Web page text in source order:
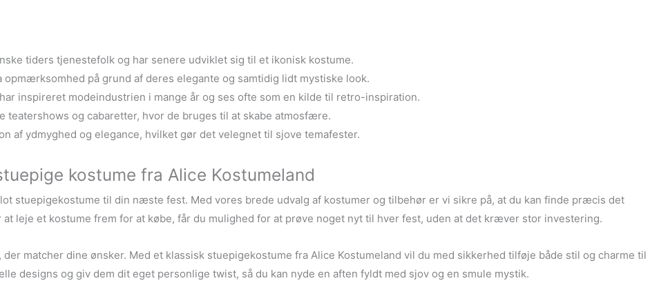
tiders tjenestefolk og har senere udviklet sig til et ikonisk kostume.
på grund af deres elegante og samtidig lidt mystiske look.
inspireret modeindustrien i mange år og ses ofte som en kilde til retro-inspiration.
teatershows og cabaretter, hvor de bruges til at skabe atmosfære.
af ydmyghed og elegance, hvilket gør det velegnet til sjove temafester.
kostume fra Alice Kostumeland
stuepigekostume til din næste fest. Med vores brede udvalg af kostumer og tilbehør er vi sikre på, at du kan finde præcis det
leje et kostume frem for at købe, får du mulighed for at prøve noget nyt til hver fest, uden at det kræver stor investering.
matcher dine ønsker. Med et klassisk stuepigekostume fra Alice Kostumeland vil du med sikkerhed tilføje både stil og charme til
designs og giv dem dit eget personlige twist, så du kan nyde en aften fyldt med sjov og en smule mystik.